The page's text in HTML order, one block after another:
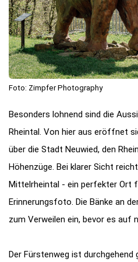
Foto: Zimpfer Photography
Besonders lohnend sind die
Rheintal. Von hier aus eröffnet
über die Stadt Neuwied, den
Höhenzüge. Bei klarer Sicht
Mittelrheintal - ein perfekter Ort
Erinnerungsfoto. Die Bänke an
zum Verweilen ein, bevor es auf
Der Fürstenweg ist durchgehend